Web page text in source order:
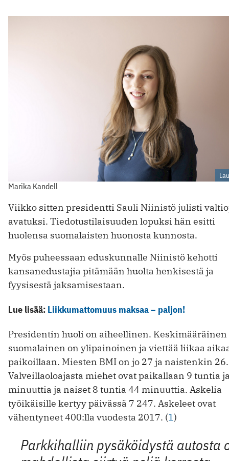
Marika Kandell
Viikko sitten presidentti Sauli Niinistö julisti
avatuksi. Tiedotustilaisuuden lopuksi hän esitti
huolensa suomalaisten huonosta kunnosta.
Myös puheessaan eduskunnalle Niinistö kehotti
kansanedustajia pitämään huolta henkisestä ja
fyysisestä jaksamisestaan.
Lue lisää: Liikkumattomuus maksaa – paljon!
Presidentin huoli on aiheellinen. Keskimääräinen
suomalainen on ylipainoinen ja viettää liikaa
paikoillaan. Miesten BMI on jo 27 ja naistenkin 26.
Valveillaoloajasta miehet ovat paikallaan 9 tuntia
minuuttia ja naiset 8 tuntia 44 minuuttia. Askelia
työikäisille kertyy päivässä 7 247. Askeleet ovat
vähentyneet 400:lla vuodesta 2017. (1)
Parkkihalliin pysäköidystä autosta